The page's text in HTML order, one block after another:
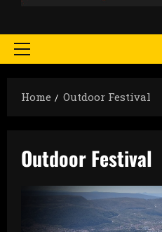
Primary
Home
Outdoor Festival
Outdoor Festival